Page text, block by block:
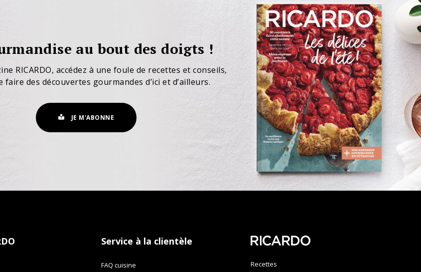
au bout des doigts !
RICARDO, accédez à une foule de recettes et conseils,
faire des découvertes gourmandes d’ici et d’ailleurs.
JE M'ABONNE
Service à la clientèle
FAQ cuisine Recettes